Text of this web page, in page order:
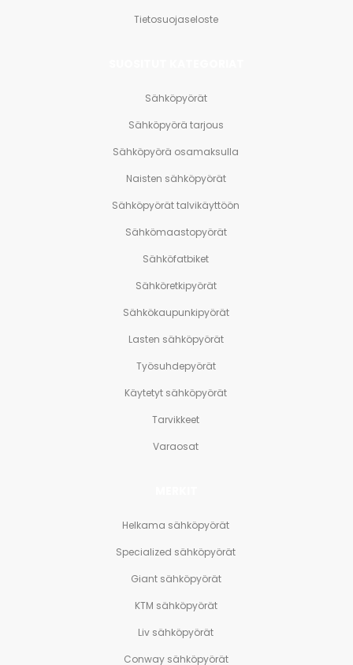
Tietosuojaseloste
Sähköpyörät
Sähköpyörä tarjous
Sähköpyörä osamaksulla
Naisten sähköpyörät
Sähköpyörät talvikäyttöön
Sähkömaastopyörät
Sähköfatbiket
Sähköretkipyörät
Sähkökaupunkipyörät
Lasten sähköpyörät
Työsuhdepyörät
Käytetyt sähköpyörät
Tarvikkeet
Varaosat
Helkama sähköpyörät
Specialized sähköpyörät
Giant sähköpyörät
KTM sähköpyörät
Liv sähköpyörät
Conway sähköpyörät